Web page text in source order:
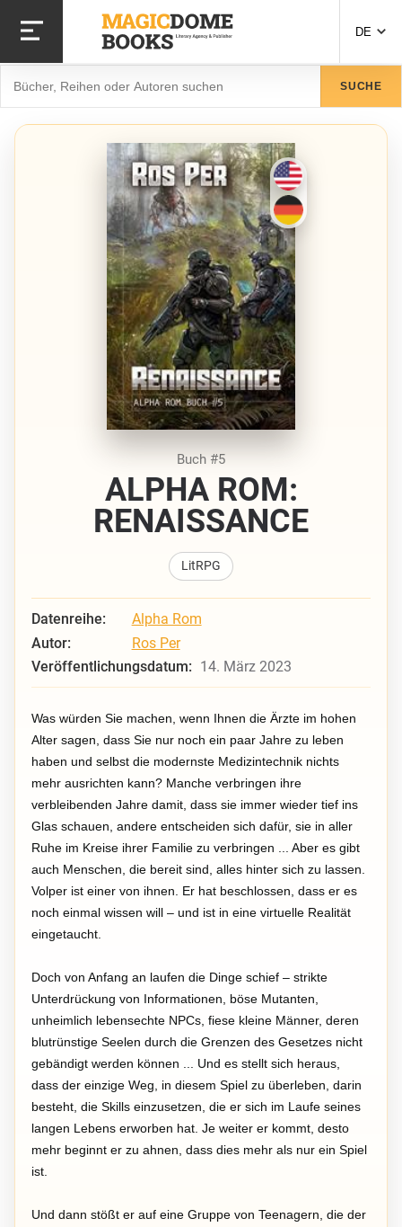
zum
Inhalt
DE
SUCHE
Buch #5
ALPHA ROM:
RENAISSANCE
LitRPG
Datenreihe:
Alpha Rom
Autor:
Ros Per
Veröffentlichungsdatum: 14. März 2023
Was würden Sie machen, wenn Ihnen die Ärzte im hohen
Alter sagen, dass Sie nur noch ein paar Jahre zu leben
haben und selbst die modernste Medizintechnik nichts
mehr ausrichten kann? Manche verbringen ihre
verbleibenden Jahre damit, dass sie immer wieder tief ins
Glas schauen, andere entscheiden sich dafür, sie in aller
Ruhe im Kreise ihrer Familie zu verbringen ... Aber es gibt
auch Menschen, die bereit sind, alles hinter sich zu lassen.
Volper ist einer von ihnen. Er hat beschlossen, dass er es
noch einmal wissen will – und ist in eine virtuelle Realität
eingetaucht.
Doch von Anfang an laufen die Dinge schief – strikte
Unterdrückung von Informationen, böse Mutanten,
unheimlich lebensechte NPCs, fiese kleine Männer, deren
blutrünstige Seelen durch die Grenzen des Gesetzes nicht
gebändigt werden können ... Und es stellt sich heraus,
dass der einzige Weg, in diesem Spiel zu überleben, darin
besteht, die Skills einzusetzen, die er sich im Laufe seines
langen Lebens erworben hat. Je weiter er kommt, desto
mehr beginnt er zu ahnen, dass dies mehr als nur ein Spiel
ist.
Und dann stößt er auf eine Gruppe von Teenagern, die der